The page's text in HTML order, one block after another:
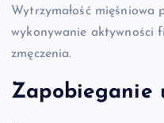
Wytrzymałość mięśniowa
wykonywanie aktywności
zmęczenia.
Zapobieganie